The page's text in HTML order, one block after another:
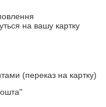
на вашу картку
(переказ на картку)